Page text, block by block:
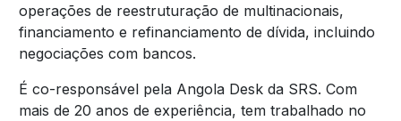
operações de reestruturação de multinacionais,
financiamento e refinanciamento de dívida, incluindo
negociações com bancos.
É co-responsável pela Angola Desk da SRS. Com
mais de 20 anos de experiência, tem trabalhado no